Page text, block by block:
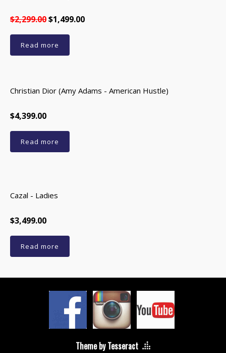
$2,299.00$1,499.00
Read more
Christian Dior (Amy Adams - American Hustle)
$4,399.00
Read more
Cazal - Ladies
$3,499.00
Read more
Theme by Tesseract